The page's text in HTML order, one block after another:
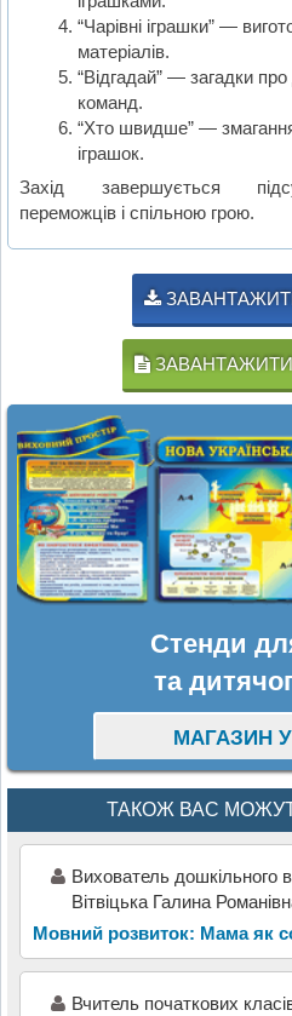
“Чарівні іграшки” —
матеріалів.
“Відгадай” — загадки про
команд.
“Хто швидше” —
іграшок.
Захід завершується
переможців і спільною грою.
ЗАВАНТАЖИТИ
Стенди
та
МАГАЗИН
ТАКОЖ ВАС
Вихователь дошкільного
Вітвіцька Галина
Мовний розвиток: Мама як
Вчитель початкових